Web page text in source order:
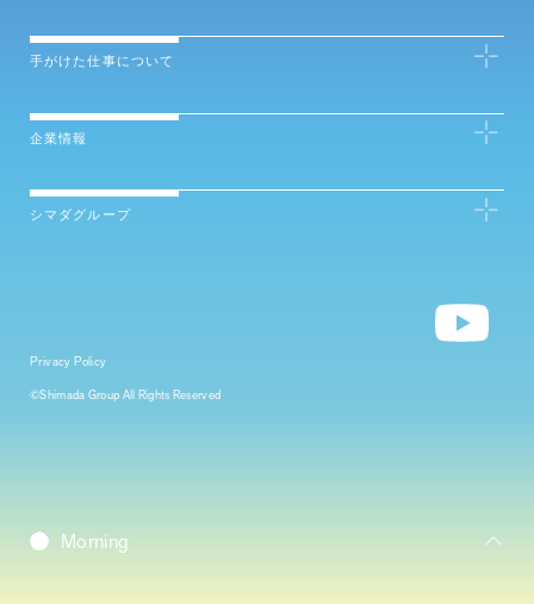
Daybreak
Morning
手がけた仕事について
企業情報
シマダグループ
Privacy Policy
©Shimada Group All Rights Reserved